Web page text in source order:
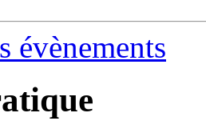
évènements